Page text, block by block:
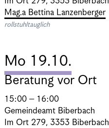
Mag.a Bettina Lanzenberger
rollstuhltauglich
Mo 19.10.
Beratung vor Ort
15:00 – 16:00
Gemeindeamt Biberbach
Im Ort 279, 3353 Biberbach